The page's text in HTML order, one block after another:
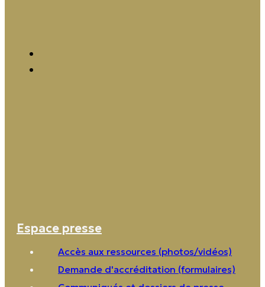
Espace presse
Accès aux ressources (photos/vidéos)
Demande d'accréditation (formulaires)